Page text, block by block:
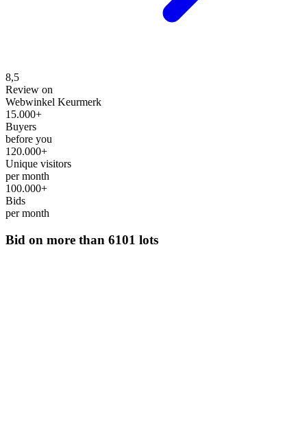
8,5
Review on
Webwinkel Keurmerk
15.000+
Buyers
before you
120.000+
Unique visitors
per month
100.000+
Bids
per month
Bid on more than 6101 lots